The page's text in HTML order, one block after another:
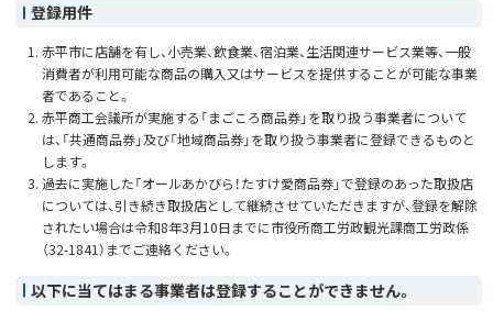
登録用件
赤平市に店舗を有し、小売業、飲食業、宿泊業、生活関連サービス業等、一般
消費者が利用可能な商品の購入又はサービスを提供することが可能な事業
者であること。
赤平商工会議所が実施する「まごころ商品券」を取り扱う事業者について
は、「共通商品券」及び「地域商品券」を取り扱う事業者に登録できるものと
します。
過去に実施した「オールあかびら！たすけ愛商品券」で登録のあった取扱店
については、引き続き取扱店として継続させていただきますが、登録を解除
されたい場合は令和8年3月10日までに市役所商工労政観光課商工労政係
（32-1841）までご連絡ください。
以下に当てはまる事業者は登録することができません。